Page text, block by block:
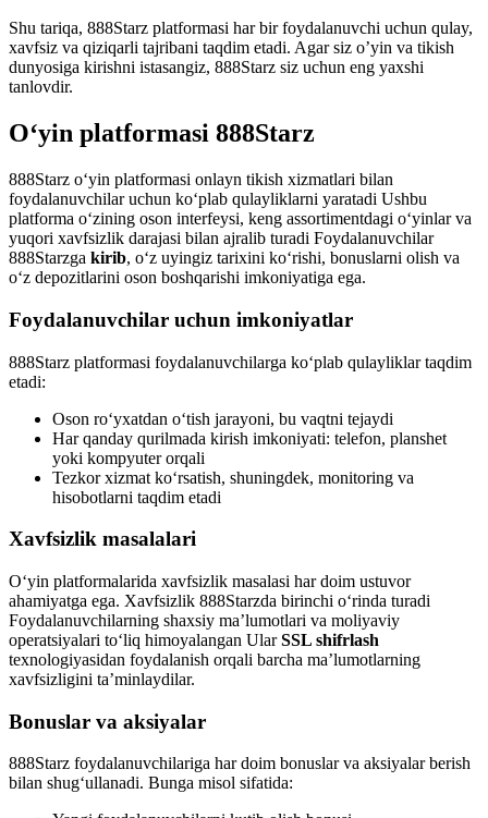
Shu tariqa, 888Starz platformasi har bir foydalanuvchi uchun qulay,
xavfsiz va qiziqarli tajribani taqdim etadi. Agar siz o’yin va tikish
dunyosiga kirishni istasangiz, 888Starz siz uchun eng yaxshi
tanlovdir.
O‘yin platformasi 888Starz
888Starz o‘yin platformasi onlayn tikish xizmatlari bilan
foydalanuvchilar uchun ko‘plab qulayliklarni yaratadi Ushbu
platforma o‘zining oson interfeysi, keng assortimentdagi o‘yinlar va
yuqori xavfsizlik darajasi bilan ajralib turadi Foydalanuvchilar
888Starzga kirib, o‘z uyingiz tarixini ko‘rishi, bonuslarni olish va
o‘z depozitlarini oson boshqarishi imkoniyatiga ega.
Foydalanuvchilar uchun imkoniyatlar
888Starz platformasi foydalanuvchilarga ko‘plab qulayliklar taqdim
etadi:
Oson ro‘yxatdan o‘tish jarayoni, bu vaqtni tejaydi
Har qanday qurilmada kirish imkoniyati: telefon, planshet
yoki kompyuter orqali
Tezkor xizmat ko‘rsatish, shuningdek, monitoring va
hisobotlarni taqdim etadi
Xavfsizlik masalalari
O‘yin platformalarida xavfsizlik masalasi har doim ustuvor
ahamiyatga ega. Xavfsizlik 888Starzda birinchi o‘rinda turadi
Foydalanuvchilarning shaxsiy ma’lumotlari va moliyaviy
operatsiyalari to‘liq himoyalangan UlarSSL shifrlash
texnologiyasidan foydalanish orqali barcha ma’lumotlarning
xavfsizligini ta’minlaydilar.
Bonuslar va aksiyalar
888Starz foydalanuvchilariga har doim bonuslar va aksiyalar berish
bilan shug‘ullanadi. Bunga misol sifatida: